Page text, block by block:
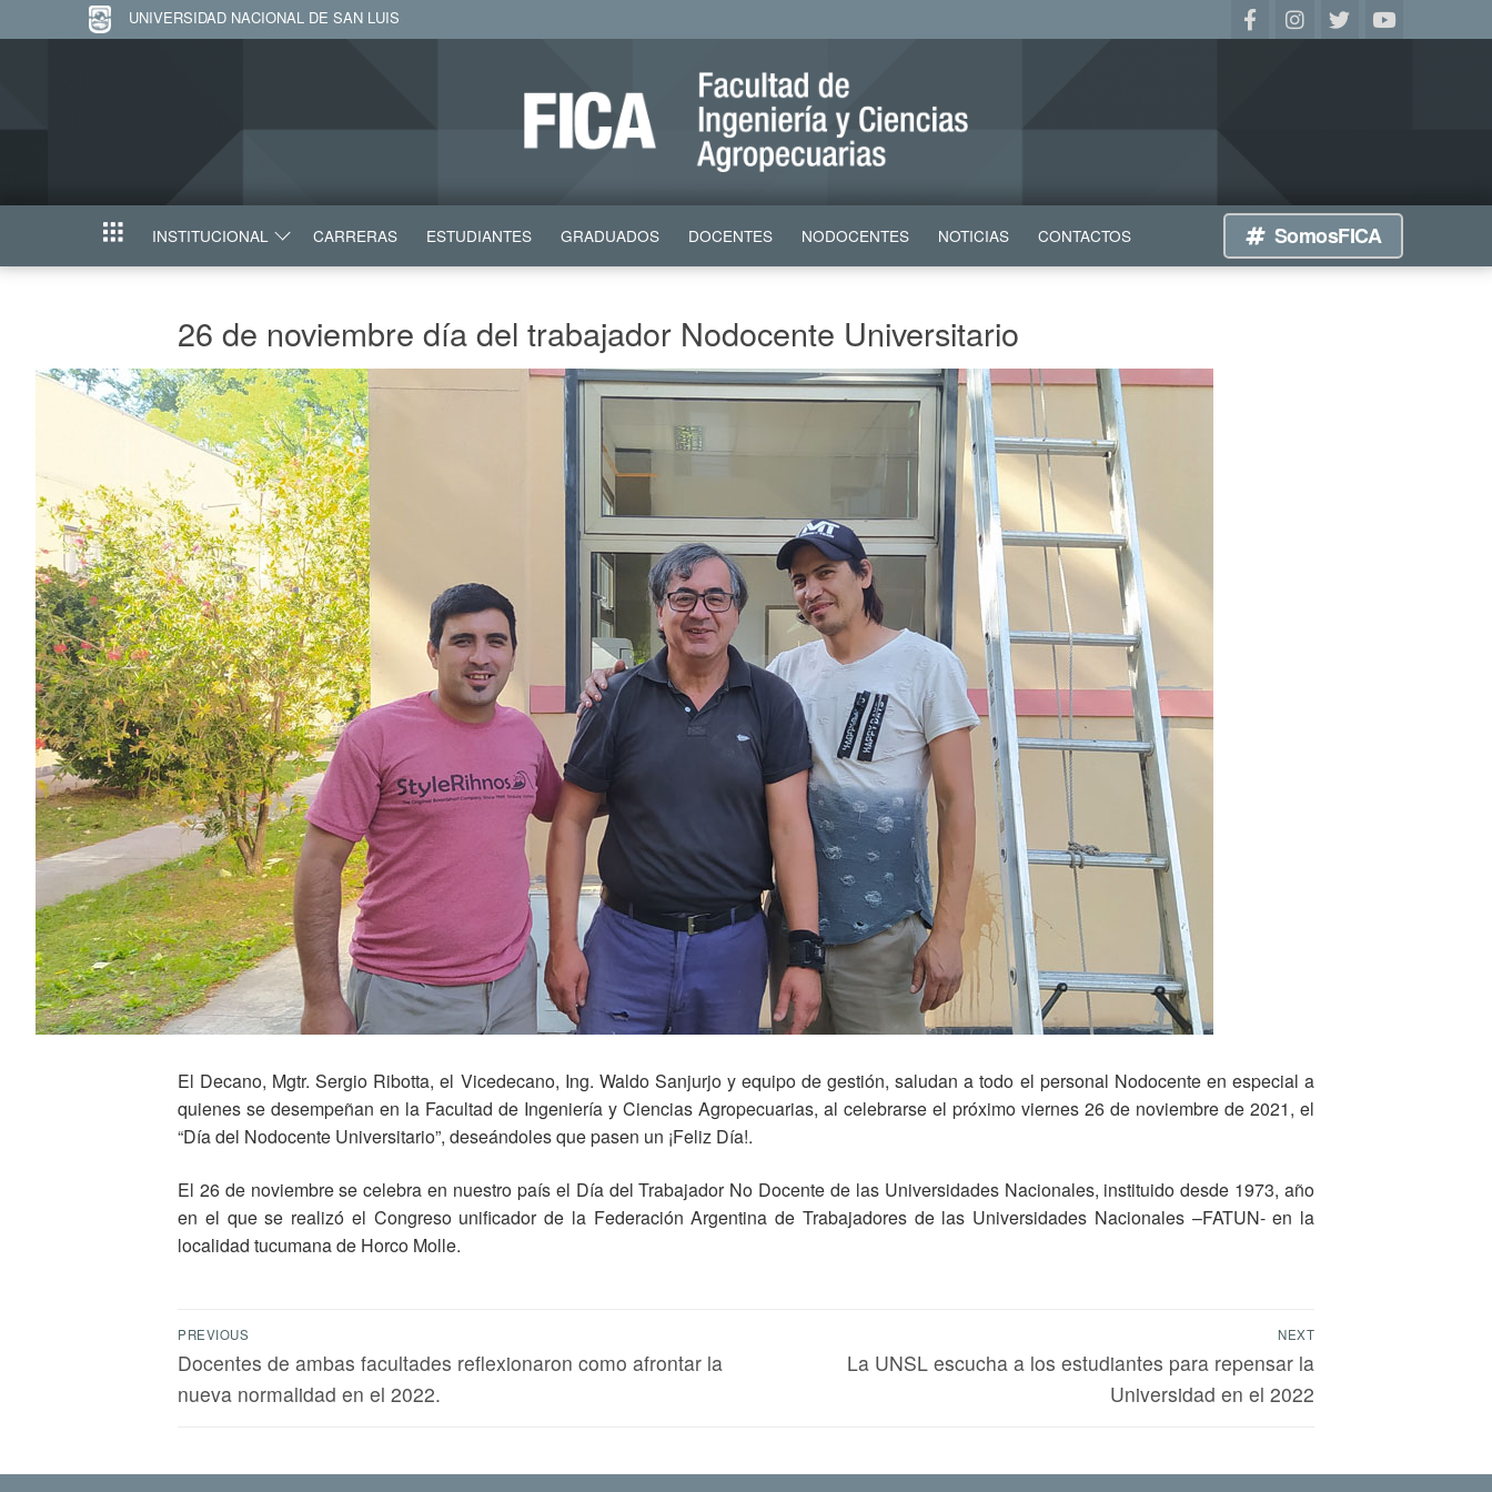
UNIVERSIDAD NACIONAL DE SAN LUIS
INICIO INSTITUCIONAL CARRERAS ESTUDIANTES GRADUADOS DOCENTES NODOCENTES NOTICIAS CONTACTOS SomosFICA
26 de noviembre día del trabajador Nodocente Universitario
El Decano, Mgtr. Sergio Ribotta, el Vicedecano, Ing. Waldo Sanjurjo y equipo de gestión, saludan a todo el personal Nodocente en especial a
quienes se desempeñan en la Facultad de Ingeniería y Ciencias Agropecuarias, al celebrarse el próximo viernes 26 de noviembre de 2021, el
“Día del Nodocente Universitario”, deseándoles que pasen un ¡Feliz Día!.
El 26 de noviembre se celebra en nuestro país el Día del Trabajador No Docente de las Universidades Nacionales, instituido desde 1973, año
en el que se realizó el Congreso unificador de la Federación Argentina de Trabajadores de las Universidades Nacionales –FATUN- en la
localidad tucumana de Horco Molle.
PREVIOUS
Docentes de ambas facultades reflexionaron como afrontar la
nueva normalidad en el 2022.
NEXT
La UNSL escucha a los estudiantes para repensar la
Universidad en el 2022